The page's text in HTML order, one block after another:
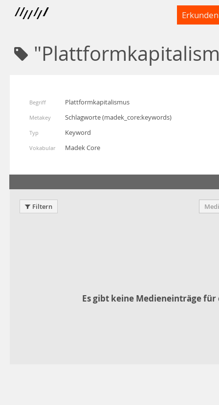
Erkunden
Begriff Plattformkapitalismus
Metakey Schlagworte(madek_core:keywords)
Typ Keyword
Vokabular Madek Core
Filtern
Es gibt keine Medieneinträge für